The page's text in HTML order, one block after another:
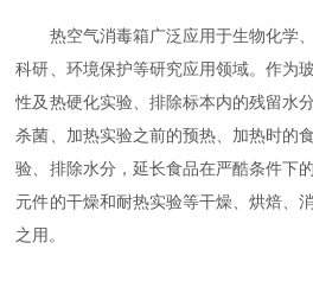
热空气消毒箱广泛应用于生物化学、
科研、环境保护等研究应用领域。作为
性及热硬化实验、排除标本内的残留水
杀菌、加热实验之前的预热、加热时的
验、排除水分，延长食品在严酷条件下
元件的干燥和耐热实验等干燥、烘焙、
之用。